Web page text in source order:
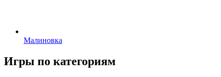
Малиновка
Игры по категориям